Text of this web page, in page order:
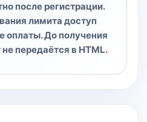
после регистрации.
лимита доступ
оплаты. До получения
передаётся в HTML.